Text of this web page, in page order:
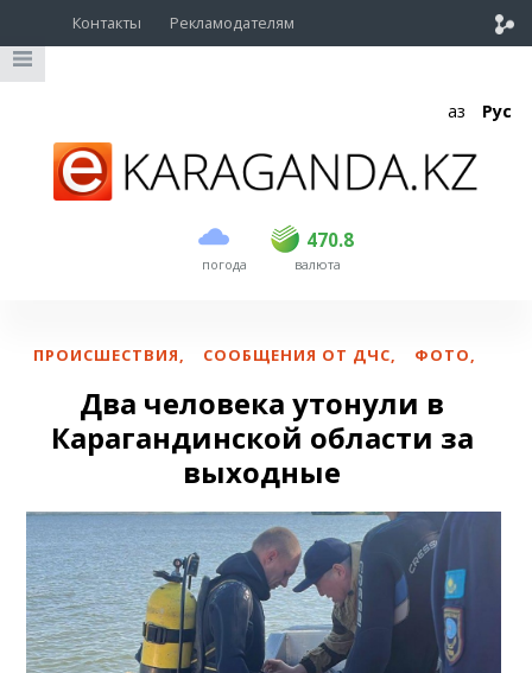
Контакты Рекламодателям
Қаз Рус
погода
470.8
USD 468.5 470.8
EUR валюта
ПРОИСШЕСТВИЯ, СООБЩЕНИЯ ОТ ДЧС, ФОТО,
Два человека утонули в
Карагандинской области за
выходные